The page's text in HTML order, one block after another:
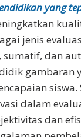
yang
jenis
dan
gambaran
siswa.
dalam
dan